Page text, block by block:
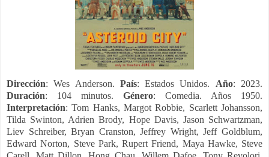
Dirección: Wes Anderson. País: Estados Unidos. Año: 2023.
Duración: 104 minutos. Género: Comedia. Años 1950.
Interpretación: Tom Hanks, Margot Robbie, Scarlett Johansson,
Tilda Swinton, Adrien Brody, Hope Davis, Jason Schwartzman,
Liev Schreiber, Bryan Cranston, Jeffrey Wright, Jeff Goldblum,
Edward Norton, Steve Park, Rupert Friend, Maya Hawke, Steve